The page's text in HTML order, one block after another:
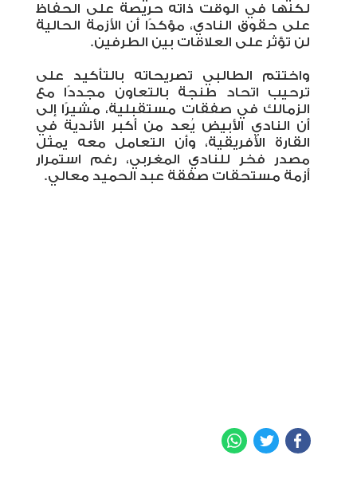
لكنها في الوقت ذاته حريصة على الحفاظ
على حقوق النادي، مؤكدًا أن الأزمة الحالية
لن تؤثر على العلاقات بين الطرفين.
واختتم الطالبي تصريحاته بالتأكيد على
ترحيب اتحاد طنجة بالتعاون مجددًا مع
الزمالك في صفقات مستقبلية، مشيرًا إلى
أن النادي الأبيض يُعد من أكبر الأندية في
القارة الأفريقية، وأن التعامل معه يمثل
مصدر فخر للنادي المغربي، رغم استمرار
أزمة مستحقات صفقة عبد الحميد معالي.
Facebook
Twitter